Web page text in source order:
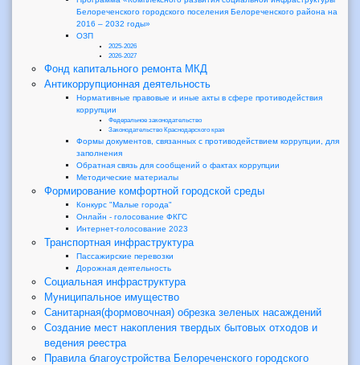
Белореченского городского поселения Белореченского района на
2016 – 2032 годы»
ОЗП
2025-2026
2026-2027
Фонд капитального ремонта МКД
Антикоррупционная деятельность
Нормативные правовые и иные акты в сфере противодействия
коррупции
Федеральное законодательство
Законодательство Краснодарского края
Формы документов, связанных с противодействием коррупции, для
заполнения
Обратная связь для сообщений о фактах коррупции
Методические материалы
Формирование комфортной городской среды
Конкурс "Малые города"
Онлайн - голосование ФКГС
Интернет-голосование 2023
Транспортная инфраструктура
Пассажирские перевозки
Дорожная деятельность
Социальная инфраструктура
Муниципальное имущество
Санитарная(формовочная) обрезка зеленых насаждений
Создание мест накопления твердых бытовых отходов и
ведения реестра
Правила благоустройства Белореченского городского